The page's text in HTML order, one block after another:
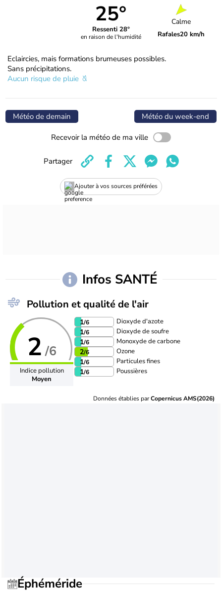
25°
Ressenti 28°
en raison de l'humidité
Calme
Rafales20 km/h
Eclaircies, mais formations brumeuses possibles.
Sans précipitations.
Aucun risque de pluie
Météo de demain Météo du week-end
Recevoir la météo de ma ville
Ajouter à vos sources préférées
Partager
Infos SANTÉ
Pollution et qualité de l'air
2 /6
Indice pollution
Moyen
1/6 Dioxyde d'azote
1/6 Dioxyde de soufre
1/6 Monoxyde de carbone
2/6 Ozone
1/6 Particules fines
1/6 Poussières
Données établies parCopernicus AMS(2026)
Éphéméride